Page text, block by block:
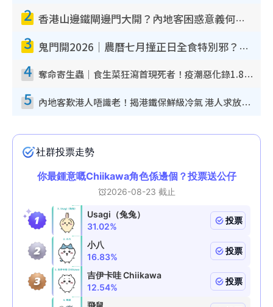
2 香港山邊鐵閘邊門大開？內地客困惑意義何在！網民神回覆：呢種叫法理性防禦
3 鬼門開2026｜農曆七月撞正日全食特別邪？專家警告切忌做一事！揭4大禁忌+2招保平安
4 奪命寄生蟲｜食生菜狂瀉首現死者！疫潮惡化錄1.8萬宗病例 揭洗菜3大謬誤
5 內地客歎港人唔識老！揭港鐵保鮮級冷氣 港人求放過：咪投訴